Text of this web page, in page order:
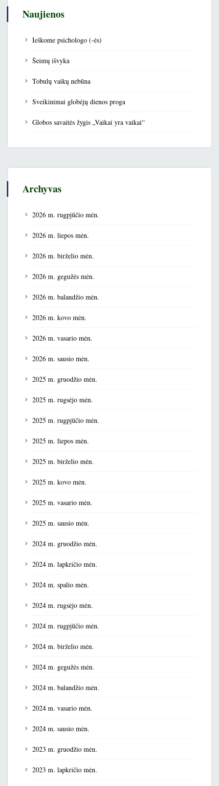
Naujienos
Ieškome psichologo (-ės)
Šeimų išvyka
Tobulų vaikų nebūna
Sveikinimai globėjų dienos proga
Globos savaitės žygis „Vaikai yra vaikai“
Archyvas
2026 m. rugpjūčio mėn.
2026 m. liepos mėn.
2026 m. birželio mėn.
2026 m. gegužės mėn.
2026 m. balandžio mėn.
2026 m. kovo mėn.
2026 m. vasario mėn.
2026 m. sausio mėn.
2025 m. gruodžio mėn.
2025 m. rugsėjo mėn.
2025 m. rugpjūčio mėn.
2025 m. liepos mėn.
2025 m. birželio mėn.
2025 m. kovo mėn.
2025 m. vasario mėn.
2025 m. sausio mėn.
2024 m. gruodžio mėn.
2024 m. lapkričio mėn.
2024 m. spalio mėn.
2024 m. rugsėjo mėn.
2024 m. rugpjūčio mėn.
2024 m. birželio mėn.
2024 m. gegužės mėn.
2024 m. balandžio mėn.
2024 m. vasario mėn.
2024 m. sausio mėn.
2023 m. gruodžio mėn.
2023 m. lapkričio mėn.